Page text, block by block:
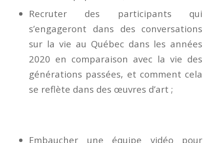
Recruter des participants qui
s’engageront dans des conversations
sur la vie au Québec dans les années
2020 en comparaison avec la vie des
générations passées, et comment cela
se reflète dans des œuvres d’art ;
Embaucher une équipe vidéo pour